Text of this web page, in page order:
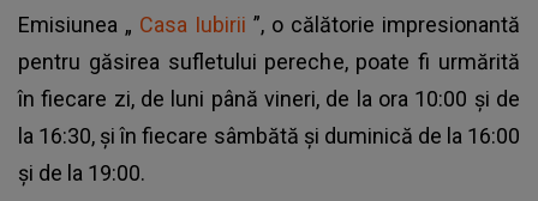
Emisiunea „ Casa Iubirii ”, o călătorie impresionantă
pentru găsirea sufletului pereche, poate fi urmărită
în fiecare zi, de luni până vineri, de la ora 10:00 și de
la 16:30, și în fiecare sâmbătă și duminică de la 16:00
și de la 19:00.